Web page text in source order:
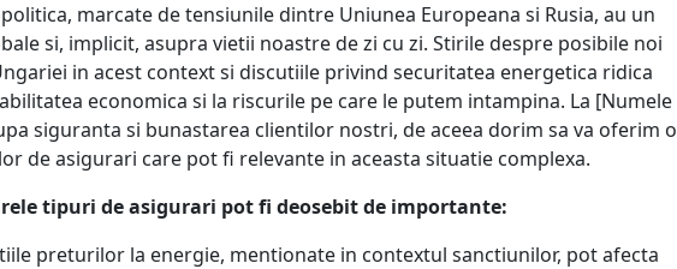
marcate de tensiunile dintre Uniunea Europeana si Rusia, au un
si, implicit, asupra vietii noastre de zi cu zi. Stirile despre posibile noi
in acest context si discutiile privind securitatea energetica ridica
economica si la riscurile pe care le putem intampina. La [Numele
siguranta si bunastarea clientilor nostri, de aceea dorim sa va oferim o
de asigurari care pot fi relevante in aceasta situatie complexa.
tipuri de asigurari pot fi deosebit de importante:
preturilor la energie, mentionate in contextul sanctiunilor, pot afecta